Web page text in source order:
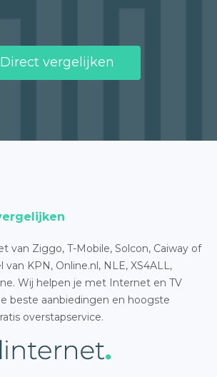
Direct vergelijken
van Ziggo, T-Mobile, Solcon, Caiway of
van KPN, Online.nl, NLE, XS4ALL,
Wij helpen je met Internet en TV
beste aanbiedingen en hoogste
overstapservice.